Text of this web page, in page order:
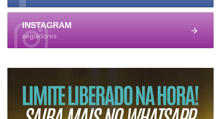
INSTAGRAM
seguidores